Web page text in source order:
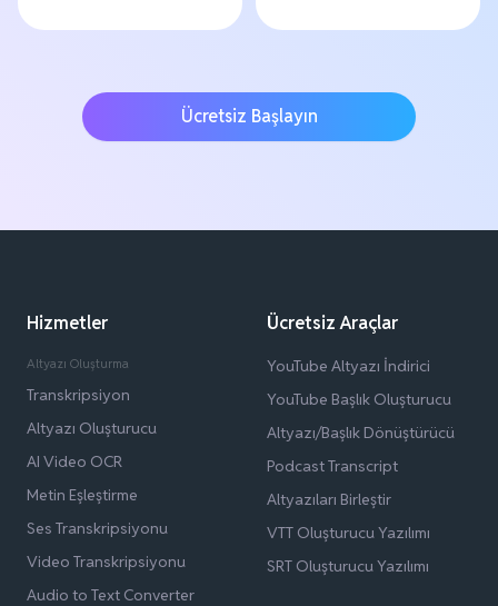
Ücretsiz Başlayın
Hizmetler
Altyazı Oluşturma
Transkripsiyon
Altyazı Oluşturucu
AI Video OCR
Metin Eşleştirme
Ses Transkripsiyonu
Video Transkripsiyonu
Audio to Text Converter
Ücretsiz Araçlar
YouTube Altyazı İndirici
YouTube Başlık Oluşturucu
Altyazı/Başlık Dönüştürücü
Podcast Transcript
Altyazıları Birleştir
VTT Oluşturucu Yazılımı
SRT Oluşturucu Yazılımı